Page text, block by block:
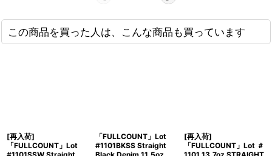
この商品を買った人は、こんな商品も買っています
[再入荷]
「FULLCOUNT」Lot
「FULLCOUNT」Lot
#1101BKSS Straight
[再入荷]
「FULLCOUNT」Lot ＃